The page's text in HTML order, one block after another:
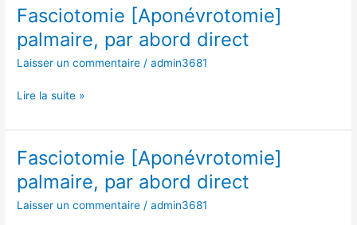
Fasciotomie [Aponévrotomie]
palmaire, par abord direct
Laisser un commentaire /admin3681
Fasciotomie
[Aponévrotomie]
palmaire,
par
direct
Lire la suite »
Fasciotomie [Aponévrotomie]
palmaire, par abord direct
Laisser un commentaire /admin3681
Fasciotomie
[Aponévrotomie]
palmaire,
par